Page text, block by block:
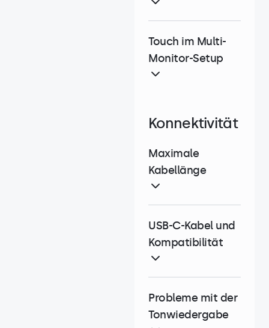
Touch im Multi-
Monitor-Setup
Konnektivität
Maximale
Kabellänge
USB-C-Kabel und
Kompatibilität
Probleme mit der
Tonwiedergabe